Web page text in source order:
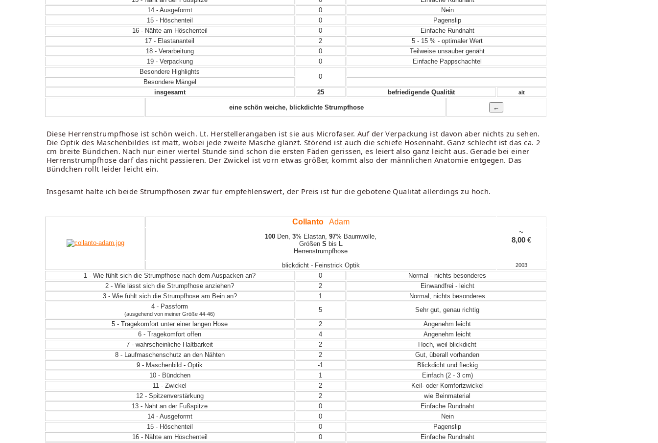
14 - Ausgeformt
0
Nein
15 - Höschenteil
0
Pagenslip
16 - Nähte am Höschenteil
0
Einfache Rundnaht
17 - Elastananteil
2
5 - 15 % - optimaler Wert
18 - Verarbeitung
0
Teilweise unsauber genäht
19 - Verpackung
0
Einfache Pappschachtel
Besondere Highlights
0
Besondere Mängel
insgesamt
25 befriedigende Qualität alt
eine schön weiche, blickdichte Strumpfhose
Diese Herrenstrumpfhose ist schön weich. Lt. Herstellerangaben ist sie aus Microfaser. Auf der Verpackung ist davon aber nichts zu sehen.
Die Optik des Maschenbildes ist matt, wobei jede zweite Masche glänzt. Störend ist auch die schiefe Hosennaht. Ganz schlecht ist das ca. 2
cm breite Bündchen. Nach nur einer viertel Stunde sind schon die ersten Fäden gerissen, es leiert also ganz leicht aus. Gerade bei einer
Herrenstrumpfhose darf das nicht passieren. Der Zwickel ist vorn etwas größer, kommt also der männlichen Anatomie entgegen. Das
Bündchen rollt leider leicht ein.
Insgesamt halte ich beide Strumpfhosen zwar für empfehlenswert, der Preis ist für die gebotene Qualität allerdings zu hoch.
CollantoAdam
100 Den,3% Elastan,97% Baumwolle,
Größen S bis L
Herrenstrumpfhose
~
8,00€
blickdicht - Feinstrick Optik 2003
1 - Wie fühlt sich die Strumpfhose nach dem Auspacken an? 0
Normal - nichts besonderes
2 - Wie lässt sich die Strumpfhose anziehen?
2
Einwandfrei - leicht
3 - Wie fühlt sich die Strumpfhose am Bein an?
1
Normal, nichts besonderes
4 - Passform
(ausgehend von meiner Größe 44-46)
5
Sehr gut, genau richtig
5 - Tragekomfort unter einer langen Hose
2
Angenehm leicht
6 - Tragekomfort offen
4
Angenehm leicht
7 - wahrscheinliche Haltbarkeit
2
Hoch, weil blickdicht
8 - Laufmaschenschutz an den Nähten
2
Gut, überall vorhanden
9 - Maschenbild - Optik
-1
Blickdicht und fleckig
10 - Bündchen
1
Einfach (2 - 3 cm)
11 - Zwickel
2
Keil- oder Komfortzwickel
12 - Spitzenverstärkung
2
wie Beinmaterial
13 - Naht an der Fußspitze
0
Einfache Rundnaht
14 - Ausgeformt
0
Nein
15 - Höschenteil
0
Pagenslip
16 - Nähte am Höschenteil
0
Einfache Rundnaht